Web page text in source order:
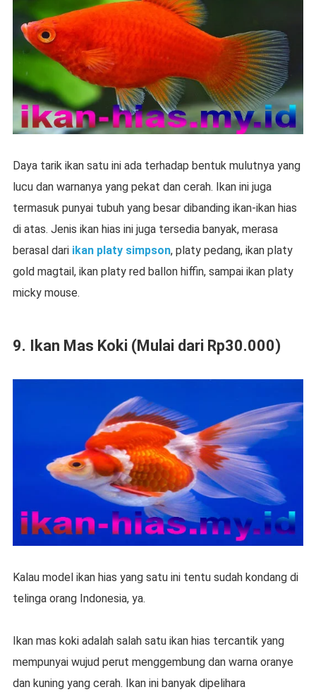
Daya tarik ikan satu ini ada terhadap bentuk mulutnya yang
lucu dan warnanya yang pekat dan cerah. Ikan ini juga
termasuk punyai tubuh yang besar dibanding ikan-ikan hias
di atas. Jenis ikan hias ini juga tersedia banyak, merasa
berasal dari ikan platy simpson, platy pedang, ikan platy
gold magtail, ikan platy red ballon hiffin, sampai ikan platy
micky mouse.
9. Ikan Mas Koki (Mulai dari Rp30.000)
Kalau model ikan hias yang satu ini tentu sudah kondang di
telinga orang Indonesia, ya.
Ikan mas koki adalah salah satu ikan hias tercantik yang
mempunyai wujud perut menggembung dan warna oranye
dan kuning yang cerah. Ikan ini banyak dipelihara